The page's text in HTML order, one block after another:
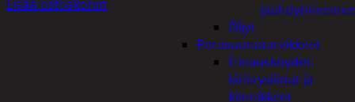
Öljyt
Perävaunutarvikkeet
Hinausköydet,
kiristysliinat ja
kiinnikkeet
Lisää ostoskoriin